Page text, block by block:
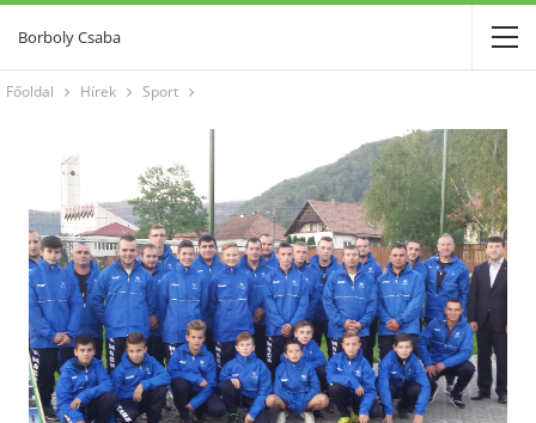
Borboly Csaba
Főoldal Hírek Sport